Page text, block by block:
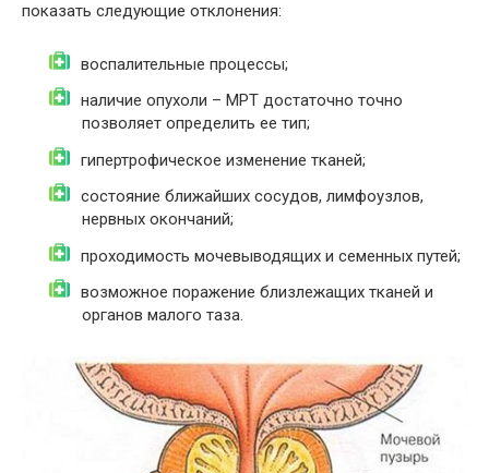
показать следующие отклонения:
воспалительные процессы;
наличие опухоли – МРТ достаточно точно
позволяет определить ее тип;
гипертрофическое изменение тканей;
состояние ближайших сосудов, лимфоузлов,
нервных окончаний;
проходимость мочевыводящих и семенных путей;
возможное поражение близлежащих тканей и
органов малого таза.